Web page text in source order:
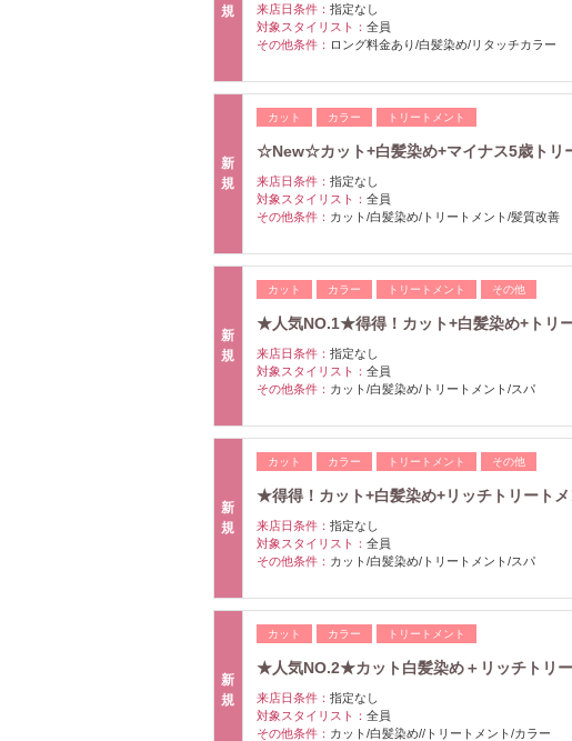
規
来店日条件： 指定なし
対象スタイリスト： 全員
その他条件： ロング料金あり/白髪染め/リタッチカラー
新
規
カット カラー トリートメント
☆New☆カット+白髪染め+マイナス5歳トリ
来店日条件： 指定なし
対象スタイリスト： 全員
その他条件： カット/白髪染め/トリートメント/髪質改善
新
規
カット カラー トリートメント その他
★人気NO.1★得得！カット+白髪染め+トリ
来店日条件： 指定なし
対象スタイリスト： 全員
その他条件： カット/白髪染め/トリートメント/スパ
新
規
カット カラー トリートメント その他
★得得！カット+白髪染め+リッチトリート
来店日条件： 指定なし
対象スタイリスト： 全員
その他条件： カット/白髪染め/トリートメント/スパ
新
規
カット カラー トリートメント
★人気NO.2★カット白髪染め＋リッチトリ
来店日条件： 指定なし
対象スタイリスト： 全員
その他条件： カット/白髪染め//トリートメント/カラー